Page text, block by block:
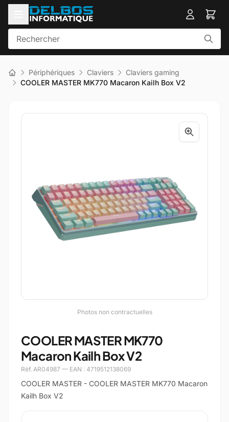
Périphériques Claviers
Claviers gaming
COOLER MASTER MK770 Macaron Kailh Box V2
Photos non contractuelles
COOLER MASTER MK770
Macaron Kailh Box V2
Réf. AR04987 — EAN : 4719512138069
COOLER MASTER - COOLER MASTER MK770 Macaron
Kailh Box V2